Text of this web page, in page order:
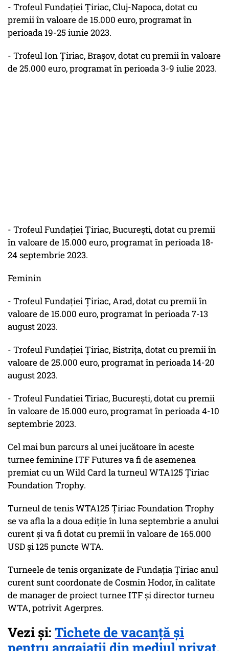
- Trofeul Fundaţiei Ţiriac, Cluj-Napoca, dotat cu
premii în valoare de 15.000 euro, programat în
perioada 19-25 iunie 2023.
- Trofeul Ion Ţiriac, Braşov, dotat cu premii în valoare
de 25.000 euro, programat în perioada 3-9 iulie 2023.
- Trofeul Fundaţiei Ţiriac, Bucureşti, dotat cu premii
în valoare de 15.000 euro, programat în perioada 18-
24 septembrie 2023.
Feminin
- Trofeul Fundaţiei Ţiriac, Arad, dotat cu premii în
valoare de 15.000 euro, programat în perioada 7-13
august 2023.
- Trofeul Fundaţiei Ţiriac, Bistriţa, dotat cu premii în
valoare de 25.000 euro, programat în perioada 14-20
august 2023.
- Trofeul Fundatiei Tiriac, Bucureşti, dotat cu premii
în valoare de 15.000 euro, programat în perioada 4-10
septembrie 2023.
Cel mai bun parcurs al unei jucătoare în aceste
turnee feminine ITF Futures va fi de asemenea
premiat cu un Wild Card la turneul WTA125 Ţiriac
Foundation Trophy.
Turneul de tenis WTA125 Ţiriac Foundation Trophy
se va afla la a doua ediţie în luna septembrie a anului
curent şi va fi dotat cu premii în valoare de 165.000
USD şi 125 puncte WTA.
Turneele de tenis organizate de Fundaţia Ţiriac anul
curent sunt coordonate de Cosmin Hodor, în calitate
de manager de proiect turnee ITF şi director turneu
WTA, potrivit Agerpres.
Vezi și: Tichete de vacanță și
pentru angajații din mediul privat.